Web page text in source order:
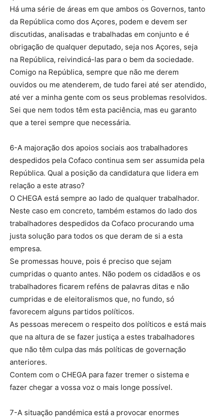
Há uma série de áreas em que ambos os Governos, tanto
da República como dos Açores, podem e devem ser
discutidas, analisadas e trabalhadas em conjunto e é
obrigação de qualquer deputado, seja nos Açores, seja
na República, reivindicá-las para o bem da sociedade.
Comigo na República, sempre que não me derem
ouvidos ou me atenderem, de tudo farei até ser atendido,
até ver a minha gente com os seus problemas resolvidos.
Sei que nem todos têm esta paciência, mas eu garanto
que a terei sempre que necessária.
6-A majoração dos apoios sociais aos trabalhadores
despedidos pela Cofaco continua sem ser assumida pela
República. Qual a posição da candidatura que lidera em
relação a este atraso?
O CHEGA está sempre ao lado de qualquer trabalhador.
Neste caso em concreto, também estamos do lado dos
trabalhadores despedidos da Cofaco procurando uma
justa solução para todos os que deram de si a esta
empresa.
Se promessas houve, pois é preciso que sejam
cumpridas o quanto antes. Não podem os cidadãos e os
trabalhadores ficarem reféns de palavras ditas e não
cumpridas e de eleitoralismos que, no fundo, só
favorecem alguns partidos políticos.
As pessoas merecem o respeito dos políticos e está mais
que na altura de se fazer justiça a estes trabalhadores
que não têm culpa das más políticas de governação
anteriores.
Contem com o CHEGA para fazer tremer o sistema e
fazer chegar a vossa voz o mais longe possível.
7-A situação pandémica está a provocar enormes